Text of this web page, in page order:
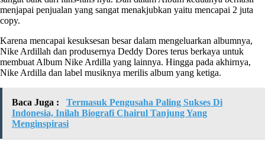
menjapai penjualan yang sangat menakjubkan yaitu mencapai 2 juta
copy.
Karena mencapai kesuksesan besar dalam mengeluarkan albumnya,
Nike Ardillah dan produsernya Deddy Dores terus berkaya untuk
membuat Album Nike Ardilla yang lainnya. Hingga pada akhirnya,
Nike Ardilla dan label musiknya merilis album yang ketiga.
Baca Juga :
Termasuk Pengusaha Paling Sukses Di
Indonesia, Inilah Biografi Chairul Tanjung Yang
Menginspirasi